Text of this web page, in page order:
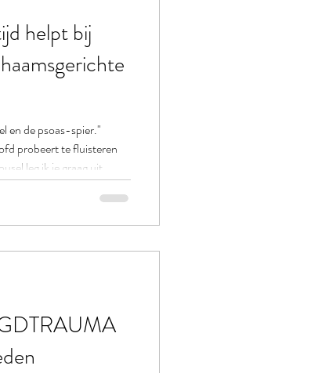
helpt bij
en de psoas-spier."
probeert te fluisteren
leg ik je graag uit
oorzaak heeft: de
spier. Bij Praktijk
jouw zenuwstelsel weer in